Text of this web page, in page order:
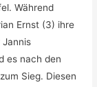
Während
Ernst (3) ihre
Jannis
es nach den
Sieg. Diesen